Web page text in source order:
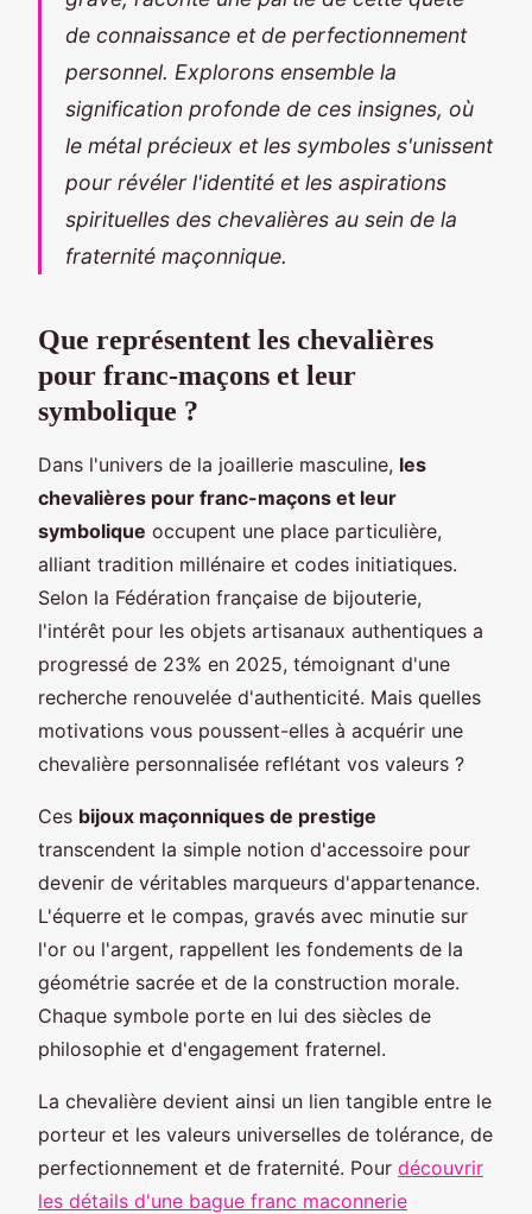
de connaissance et de perfectionnement
personnel. Explorons ensemble la
signification profonde de ces insignes, où
le métal précieux et les symboles s'unissent
pour révéler l'identité et les aspirations
spirituelles des chevalières au sein de la
fraternité maçonnique.
Que représentent les chevalières
pour franc-maçons et leur
symbolique ?
Dans l'univers de la joaillerie masculine, les
chevalières pour franc-maçons et leur
symbolique occupent une place particulière,
alliant tradition millénaire et codes initiatiques.
Selon la Fédération française de bijouterie,
l'intérêt pour les objets artisanaux authentiques a
progressé de 23% en 2025, témoignant d'une
recherche renouvelée d'authenticité. Mais quelles
motivations vous poussent-elles à acquérir une
chevalière personnalisée reflétant vos valeurs ?
Ces bijoux maçonniques de prestige
transcendent la simple notion d'accessoire pour
devenir de véritables marqueurs d'appartenance.
L'équerre et le compas, gravés avec minutie sur
l'or ou l'argent, rappellent les fondements de la
géométrie sacrée et de la construction morale.
Chaque symbole porte en lui des siècles de
philosophie et d'engagement fraternel.
La chevalière devient ainsi un lien tangible entre le
porteur et les valeurs universelles de tolérance, de
perfectionnement et de fraternité. Pour découvrir
les détails d'une bague franc maconnerie